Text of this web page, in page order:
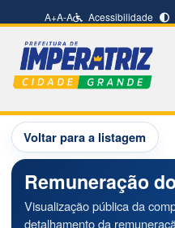
A+A-A Acessibilidade
Voltar para a listagem
Remuneração
Visualização pública da
detalhamento da